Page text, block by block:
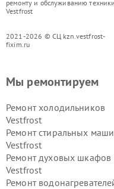
ремонту и обслуживанию техники
Vestfrost
2021-2026 © СЦ kzn.vestfrost-
fixim.ru
Мы ремонтируем
Ремонт холодильников
Vestfrost
Ремонт стиральных
Vestfrost
Ремонт духовых шкафов
Vestfrost
Ремонт